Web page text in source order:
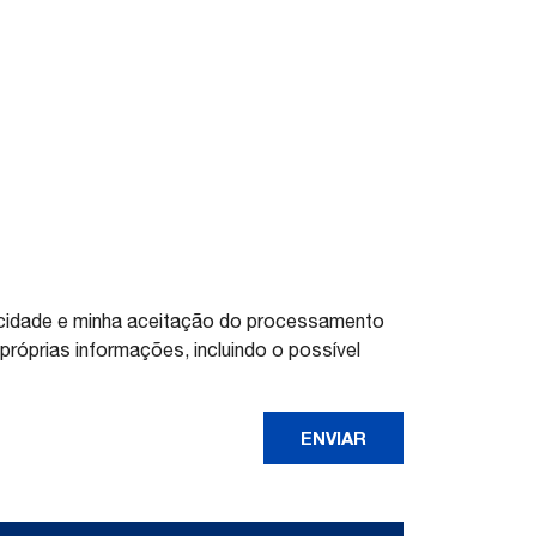
e minha aceitação do processamento
informações, incluindo o possível